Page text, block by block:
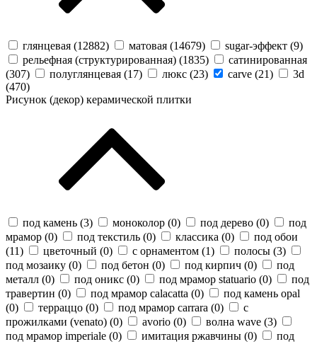
глянцевая (12882) матовая (14679) sugar-эффект (9)
рельефная (структурированная) (1835)
сатинированная
(307) полуглянцевая (17) люкс (23) carve (21)
3d
(470)
Рисунок (декор) керамической плитки
под камень (3) моноколор (0) под дерево (0)
под
мрамор (0) под текстиль (0) классика (0)
под обои
(11) цветочный (0) с орнаментом (1) полосы (3)
под мозаику (0) под бетон (0) под кирпич (0)
под
металл (0) под оникс (0) под мрамор statuario (0)
под
травертин (0) под мрамор calacatta (0)
под камень opal
(0) терраццо (0) под мрамор carrara (0)
с
прожилками (venato) (0) avorio (0) волна wave (3)
под мрамор imperiale (0) имитация ржавчины (0)
под